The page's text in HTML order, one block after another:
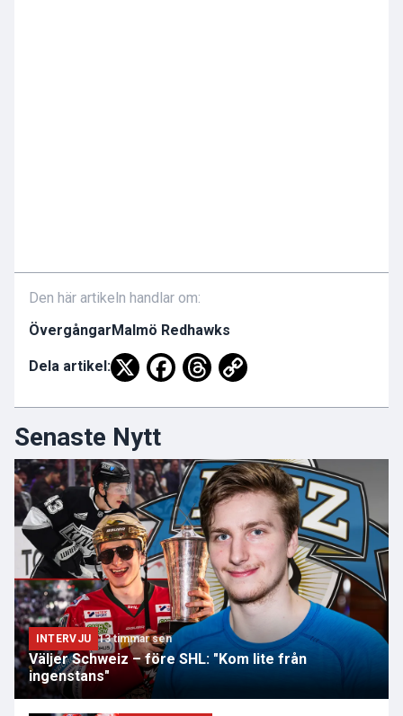
Den här artikeln handlar om:
Övergångar Malmö Redhawks
Dela artikel:
Senaste Nytt
INTERVJU 13 timmar sen
Väljer Schweiz – före SHL: "Kom lite från
ingenstans"